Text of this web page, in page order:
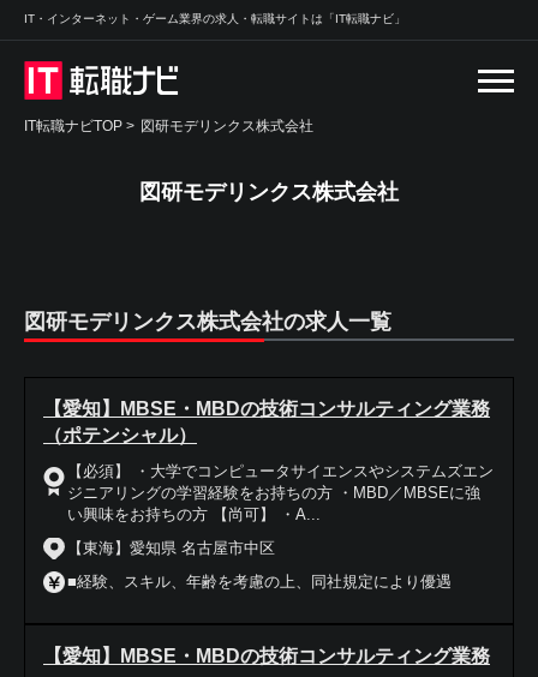
IT・インターネット・ゲーム業界の求人・転職サイトは「IT転職ナビ」
IT転職ナビTOP > 図研モデリンクス株式会社
図研モデリンクス株式会社
図研モデリンクス株式会社の求人一覧
【愛知】MBSE・MBDの技術コンサルティング業務
（ポテンシャル）
【必須】 ・大学でコンピュータサイエンスやシステムズエン
ジニアリングの学習経験をお持ちの方 ・MBD／MBSEに強
い興味をお持ちの方 【尚可】 ・A...
【東海】愛知県 名古屋市中区
■経験、スキル、年齢を考慮の上、同社規定により優遇
【愛知】MBSE・MBDの技術コンサルティング業務